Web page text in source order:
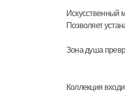
Искусственный
Позволяет
Зона душа
Коллекция